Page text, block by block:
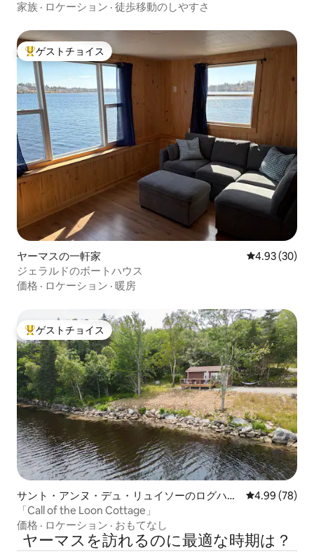
家族 · ロケーション · 徒歩移動のしやすさ
大好評のゲストチョイスです。
ゲストチョイス
ヤーマスの一軒家 レビュー30
4.93 (30)
ジェラルドのボートハウス
価格 · ロケーション · 暖房
大好評のゲストチョイスです。
ゲストチョイス
サント・アンヌ・デュ・リュイソーのログハウ
ス
レビュー78
4.99 (78)
「Call of the Loon Cottage」
価格 · ロケーション · おもてなし
ヤーマスを訪⁠れ⁠るの⁠に最⁠適⁠な時⁠期⁠は⁠？